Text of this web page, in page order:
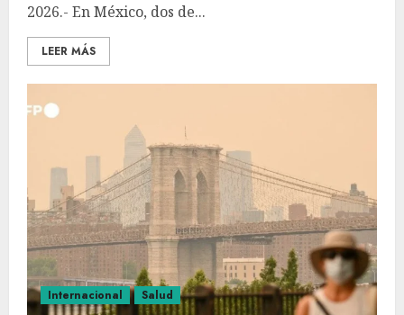
2026.- En México, dos de...
LEER MÁS
Internacional Salud